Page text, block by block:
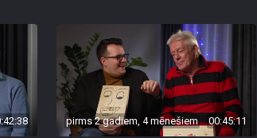
pirms 2 gadiem, 4 mēnešiem 00:45:11